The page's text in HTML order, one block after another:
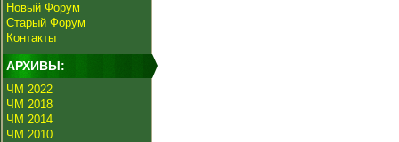
Новый Форум
Старый Форум
Контакты
АРХИВЫ:
ЧМ 2022
ЧМ 2018
ЧМ 2014
ЧМ 2010